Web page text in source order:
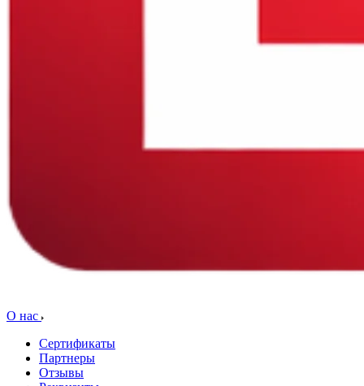
О нас
Сертификаты
Партнеры
Отзывы